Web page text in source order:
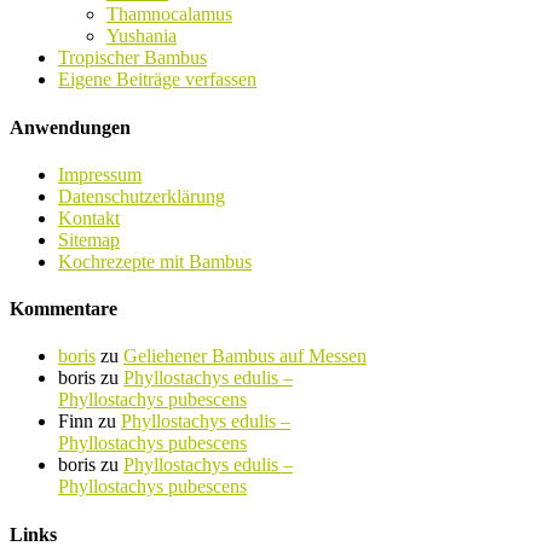
Thamnocalamus
Yushania
Tropischer Bambus
Eigene Beiträge verfassen
Anwendungen
Impressum
Datenschutzerklärung
Kontakt
Sitemap
Kochrezepte mit Bambus
Kommentare
boris zu Geliehener Bambus auf Messen
boris zu Phyllostachys edulis –
Phyllostachys pubescens
Finn zu Phyllostachys edulis –
Phyllostachys pubescens
boris zu Phyllostachys edulis –
Phyllostachys pubescens
Links